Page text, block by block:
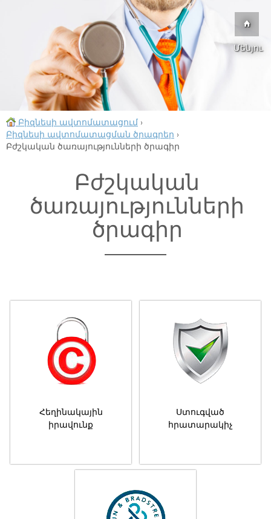
Մենյու
Բիզնեսի ավտոմատացում ›
Բիզնեսի ավտոմատացման ծրագրեր ›
Բժշկական ծառայությունների ծրագիր
Բժշկական
ծառայությունների
ծրագիր
Հեղինակային
իրավունք
Ստուգված
հրատարակիչ